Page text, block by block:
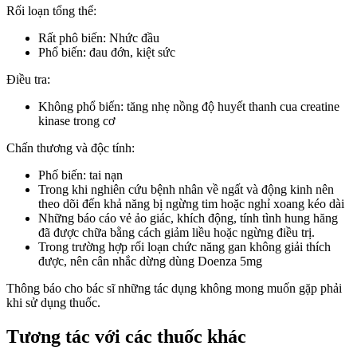
Rối loạn tổng thể:
Rất phô biến: Nhức đầu
Phổ biến: đau đớn, kiệt sức
Điều tra:
Không phổ biến: tăng nhẹ nồng độ huyết thanh cua creatine
kinase trong cơ
Chấn thương và độc tính:
Phố biến: tai nạn
Trong khi nghiên cứu bệnh nhân về ngất và động kinh nên
theo dõi đến khả năng bị ngừng tim hoặc nghỉ xoang kéo dài
Những báo cáo vẻ ảo giác, khích động, tính tình hung hăng
đã được chữa bằng cách giảm liều hoặc ngừng điều trị.
Trong trường hợp rối loạn chức năng gan không giải thích
được, nên cân nhắc dừng dùng Doenza 5mg
Thông báo cho bác sĩ những tác dụng không mong muốn gặp phải
khi sử dụng thuốc.
Tương tác với các thuốc khác